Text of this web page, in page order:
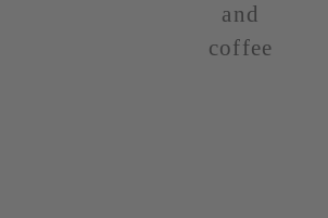
and
coffee